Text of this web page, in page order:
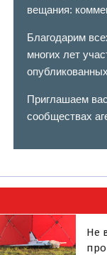
вещания:
Благодарим
многих лет
Приглашаем
сообществах
Не